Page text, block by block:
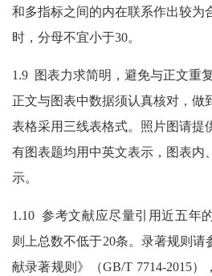
和多指标之间的内在联系作出较为
时，分母不宜小于30。
1.9 图表力求简明，避免与正文重
正文与图表中数据须认真核对，做
表格采用三线表格式。照片图请提
有图表题均用中英文表示，图表内
示。
1.10参考文献应尽量引用近五年
则上总数不低于20条。录著规则请
献录著规则》（GB/T 7714-2015